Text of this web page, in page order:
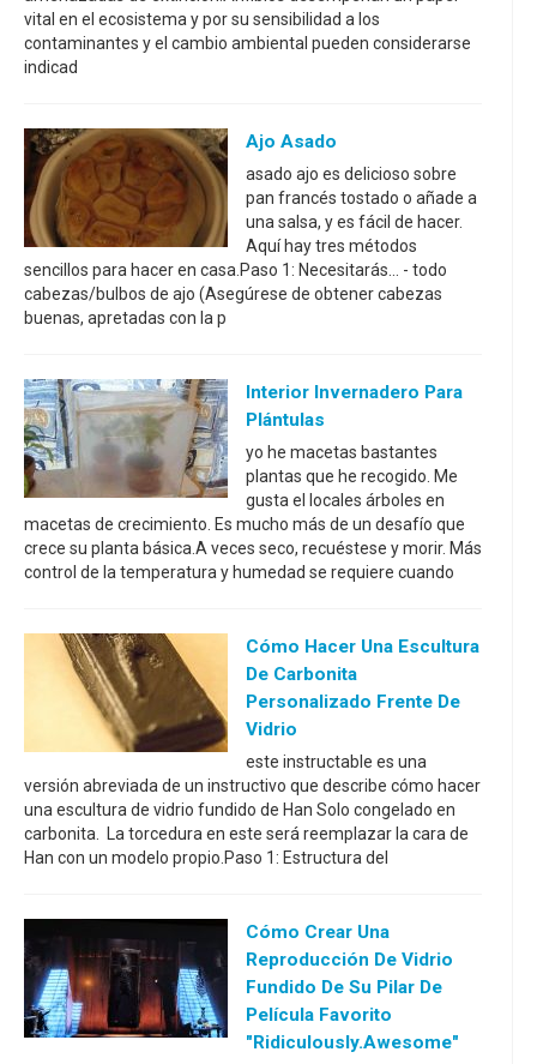
vital en el ecosistema y por su sensibilidad a los
contaminantes y el cambio ambiental pueden considerarse
indicad
Ajo Asado
asado ajo es delicioso sobre
pan francés tostado o añade a
una salsa, y es fácil de hacer.
Aquí hay tres métodos
sencillos para hacer en casa.Paso 1: Necesitarás... - todo
cabezas/bulbos de ajo (Asegúrese de obtener cabezas
buenas, apretadas con la p
Interior Invernadero Para
Plántulas
yo he macetas bastantes
plantas que he recogido. Me
gusta el locales árboles en
macetas de crecimiento. Es mucho más de un desafío que
crece su planta básica.A veces seco, recuéstese y morir. Más
control de la temperatura y humedad se requiere cuando
Cómo Hacer Una Escultura
De Carbonita
Personalizado Frente De
Vidrio
este instructable es una
versión abreviada de un instructivo que describe cómo hacer
una escultura de vidrio fundido de Han Solo congelado en
carbonita. La torcedura en este será reemplazar la cara de
Han con un modelo propio.Paso 1: Estructura del
Cómo Crear Una
Reproducción De Vidrio
Fundido De Su Pilar De
Película Favorito
"ridiculously.awesome"